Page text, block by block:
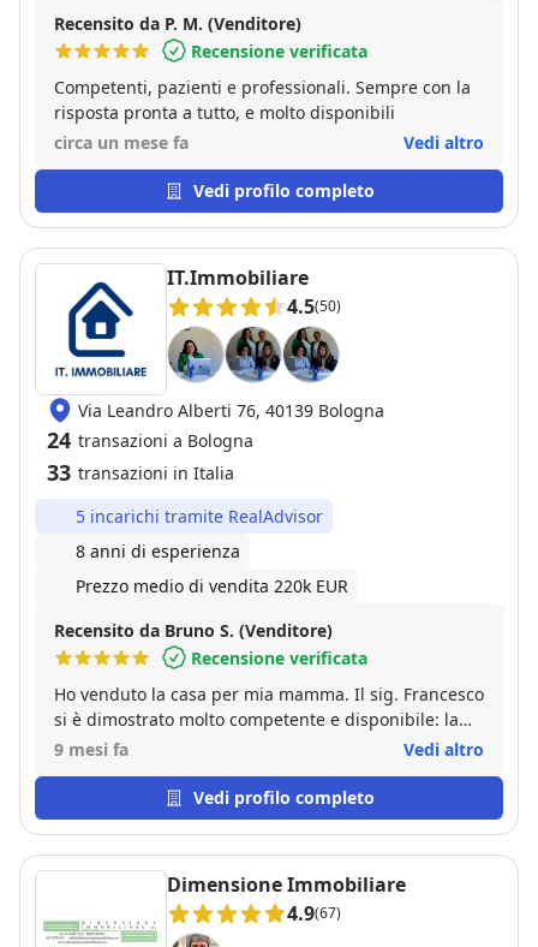
Recensito da P. M. (Venditore)
Recensione verificata
Competenti, pazienti e professionali. Sempre con la
risposta pronta a tutto, e molto disponibili
circa un mese fa
Vedi altro
Vedi profilo completo
IT.Immobiliare
4.5(50)
Via Leandro Alberti 76, 40139 Bologna
24 transazioni a Bologna
33 transazioni in Italia
5 incarichi tramite RealAdvisor
8 anni di esperienza
Prezzo medio di vendita 220k EUR
Recensito da Bruno S. (Venditore)
Recensione verificata
Ho venduto la casa per mia mamma. Il sig. Francesco
si è dimostrato molto competente e disponibile: la
vendita è avvenuta velocemente e a ottime
con grande professionalità. Sono molto soddisfatto
9 mesi fa Vedi altro
Vedi profilo completo
Dimensione Immobiliare
4.9(67)